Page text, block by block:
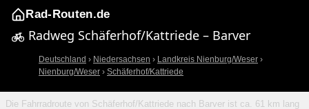
Rad-Routen.de
Radweg Schäferhof/Kattriede – Barver
Deutschland › Niedersachsen › Landkreis Nienburg/Weser ›
Nienburg/Weser › Schäferhof/Kattriede
Die Fahrradroute von Schäferhof/Kattriede nach Barver ist ca. 61 km lang